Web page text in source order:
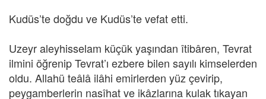
Kudüs’te doğdu ve Kudüs’te vefat etti.
Uzeyr aleyhisselam küçük yaşından îtibâren, Tevrat
ilmini öğrenip Tevrat’ı ezbere bilen sayılı kimselerden
oldu. Allahü teâlâ ilâhi emirlerden yüz çevirip,
peygamberlerin nasîhat ve ikâzlarına kulak tıkayan